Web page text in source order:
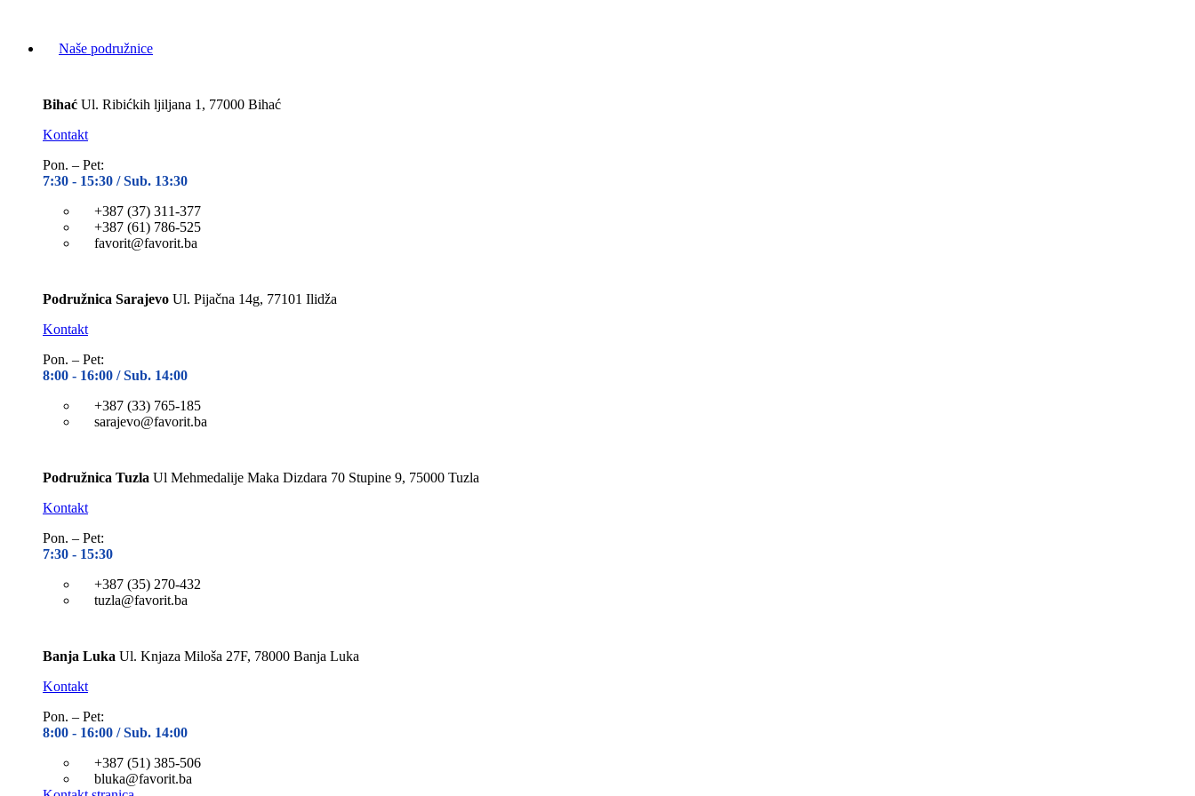
Naše podružnice
Bihać Ul. Ribićkih ljiljana 1, 77000 Bihać
Kontakt
Pon. – Pet:
7:30 - 15:30 / Sub. 13:30
+387 (37) 311-377
+387 (61) 786-525
favorit@favorit.ba
Podružnica Sarajevo Ul. Pijačna 14g, 77101 Ilidža
Kontakt
Pon. – Pet:
8:00 - 16:00 / Sub. 14:00
+387 (33) 765-185
sarajevo@favorit.ba
Podružnica Tuzla Ul Mehmedalije Maka Dizdara 70 Stupine 9, 75000 Tuzla
Kontakt
Pon. – Pet:
7:30 - 15:30
+387 (35) 270-432
tuzla@favorit.ba
Banja Luka Ul. Knjaza Miloša 27F, 78000 Banja Luka
Kontakt
Pon. – Pet:
8:00 - 16:00 / Sub. 14:00
+387 (51) 385-506
bluka@favorit.ba